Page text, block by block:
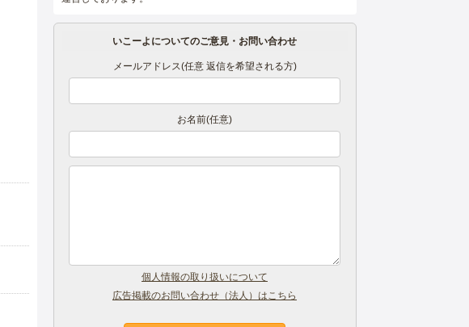
いこーよについてのご意見・お問い合わせ
メールアドレス(任意 返信を希望される方)
お名前(任意)
個人情報の取り扱いについて
広告掲載のお問い合わせ（法人）はこちら